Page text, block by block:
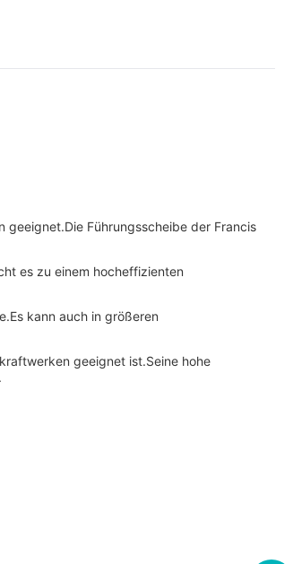
Führungsscheibe der Francis
es zu einem hocheffizienten
kann auch in größeren
geeignet ist.Seine hohe